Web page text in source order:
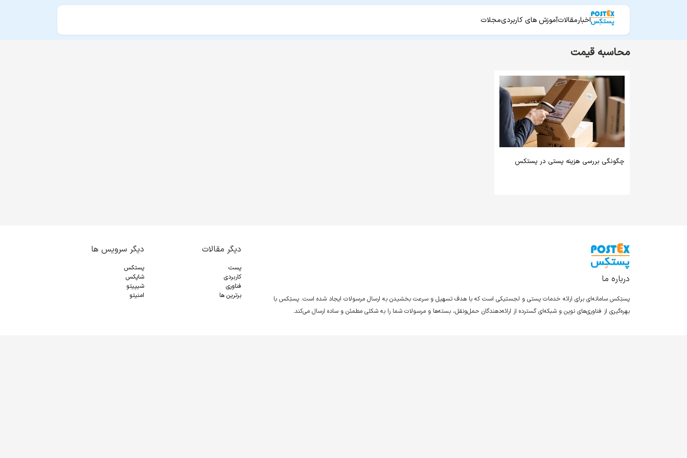
اخبارمقالاتآموزش های کاربردیمجلات
محاسبه قیمت
چگونگی بررسی هزینه پستی در پستکس
درباره ما
پستِکس سامانه‌ای برای ارائه خدمات پستی و لجستیکی است که با هدف تسهیل و سرعت بخشیدن به ارسال مرسولات ایجاد شده است. پستِکس با
بهره‌گیری از فناوری‌های نوین و شبکه‌ای گسترده از ارائه‌دهندگان حمل‌ونقل، بسته‌ها و مرسولات شما را به شکلی مطمئن و ساده ارسال می‌کند.
دیگر مقالات
پست
کاربردی
فناوری
برترین ها
دیگر سرویس ها
پستکس
شاپکس
شیپیتو
امنیتو